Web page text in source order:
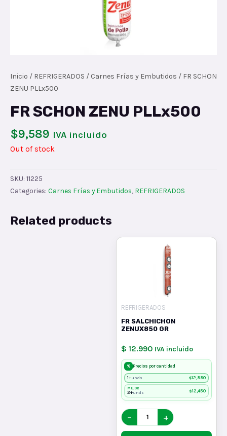
Inicio / REFRIGERADOS / Carnes Frías y Embutidos / FR SCHON
ZENU PLLx500
FR SCHON ZENU PLLx500
$9,589 IVA incluido
Out of stock
SKU: 11225
Categories: Carnes Frías y Embutidos, REFRIGERADOS
Related products
REFRIGERADOS
FR SALCHICHON
ZENUX850 GR
$ 12.990 IVA incluido
% Precios por cantidad
1+unds $12,990
MEJOR
2+unds $12,450
− +